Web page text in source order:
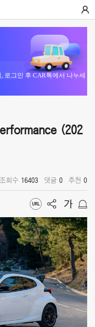
로그인 후 CAR톡에서 나누세
(202
조회수 16403 댓글 0 추천 0